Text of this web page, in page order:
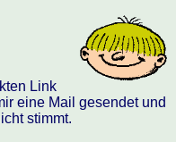
Link
eine Mail gesendet und
stimmt.